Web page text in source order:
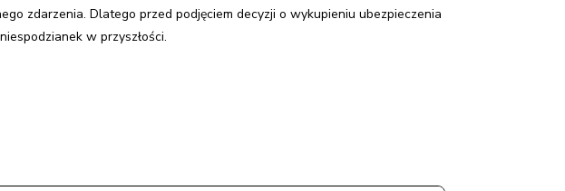
zdarzenia. Dlatego przed podjęciem decyzji o wykupieniu ubezpieczenia
w przyszłości.